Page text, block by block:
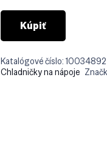
Kúpiť
Katalógové číslo:10034892
Chladničky na nápoje